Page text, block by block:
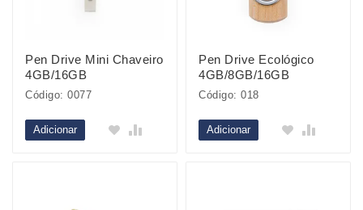
Pen Drive Mini Chaveiro
4GB/16GB
Código: 0077
Adicionar
Pen Drive Ecológico
4GB/8GB/16GB
Código: 018
Adicionar